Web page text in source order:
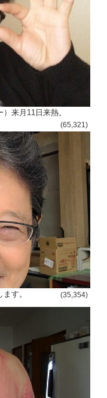
来月11日来熱。
(65,321)
す。 (35,354)